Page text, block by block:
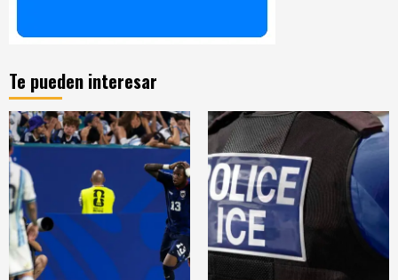
Te pueden interesar